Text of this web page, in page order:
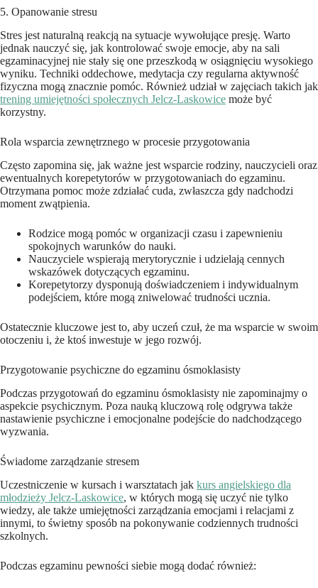
5. Opanowanie stresu
Stres jest naturalną reakcją na sytuacje wywołujące presję. Warto
jednak nauczyć się, jak kontrolować swoje emocje, aby na sali
egzaminacyjnej nie stały się one przeszkodą w osiągnięciu wysokiego
wyniku. Techniki oddechowe, medytacja czy regularna aktywność
fizyczna mogą znacznie pomóc. Również udział w zajęciach takich jak
trening umiejętności społecznych Jelcz-Laskowice może być
korzystny.
Rola wsparcia zewnętrznego w procesie przygotowania
Często zapomina się, jak ważne jest wsparcie rodziny, nauczycieli oraz
ewentualnych korepetytorów w przygotowaniach do egzaminu.
Otrzymana pomoc może zdziałać cuda, zwłaszcza gdy nadchodzi
moment zwątpienia.
Rodzice mogą pomóc w organizacji czasu i zapewnieniu
spokojnych warunków do nauki.
Nauczyciele wspierają merytorycznie i udzielają cennych
wskazówek dotyczących egzaminu.
Korepetytorzy dysponują doświadczeniem i indywidualnym
podejściem, które mogą zniwelować trudności ucznia.
Ostatecznie kluczowe jest to, aby uczeń czuł, że ma wsparcie w swoim
otoczeniu i, że ktoś inwestuje w jego rozwój.
Przygotowanie psychiczne do egzaminu ósmoklasisty
Podczas przygotowań do egzaminu ósmoklasisty nie zapominajmy o
aspekcie psychicznym. Poza nauką kluczową rolę odgrywa także
nastawienie psychiczne i emocjonalne podejście do nadchodzącego
wyzwania.
Świadome zarządzanie stresem
Uczestniczenie w kursach i warsztatach jak kurs angielskiego dla
młodzieży Jelcz-Laskowice, w których mogą się uczyć nie tylko
wiedzy, ale także umiejętności zarządzania emocjami i relacjami z
innymi, to świetny sposób na pokonywanie codziennych trudności
szkolnych.
Podczas egzaminu pewności siebie mogą dodać również: